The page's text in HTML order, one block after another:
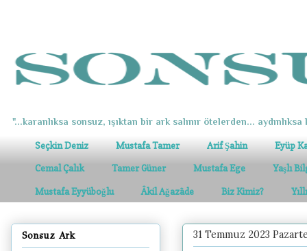
"...karanlıksa sonsuz, ışıktan bir ark salınır ötelerden... aydınlıksa
Seçkin Deniz Mustafa Tamer Arif Şahin Eyüp
Cemal Çalık Tamer Güner Mustafa Ege Yaşlı
Mustafa Eyyüboğlu Âkil Ağazâde Biz Kimiz?
31 Temmuz 2023
Sonsuz Ark